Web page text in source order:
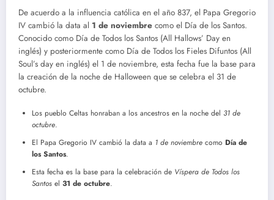
De acuerdo a la influencia católica en el año 837, el Papa Gregorio
IV cambió la data al 1 de noviembre como el Día de los Santos.
Conocido como Día de Todos los Santos (All Hallows’ Day en
inglés) y posteriormente como Día de Todos los Fieles Difuntos (All
Soul’s day en inglés) el 1 de noviembre, esta fecha fue la base para
la creación de la noche de Halloween que se celebra el 31 de
octubre.
Los pueblo Celtas honraban a los ancestros en la noche del 31 de
octubre.
El Papa Gregorio IV cambió la data a 1 de noviembre como Día de
los Santos.
Esta fecha es la base para la celebración de Víspera de Todos los
Santos el 31 de octubre.